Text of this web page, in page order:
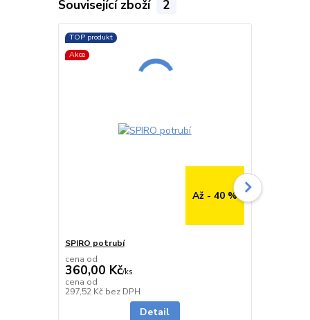
Související zboží 2
TOP produkt
Akce
Až - 40 %
SPIRO potrubí
cena od
360,00 Kč/ks
cena od
297,52 Kč bez DPH
Detail